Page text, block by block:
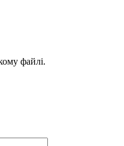
файлі.